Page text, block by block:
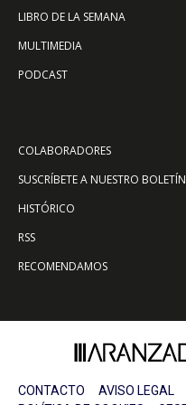
LIBRO DE LA SEMANA
MULTIMEDIA
PODCAST
COLABORADORES
SUSCRÍBETE A NUESTRO BOLETÍN
HISTÓRICO
RSS
RECOMENDAMOS
CONTACTO AVISO LEGAL